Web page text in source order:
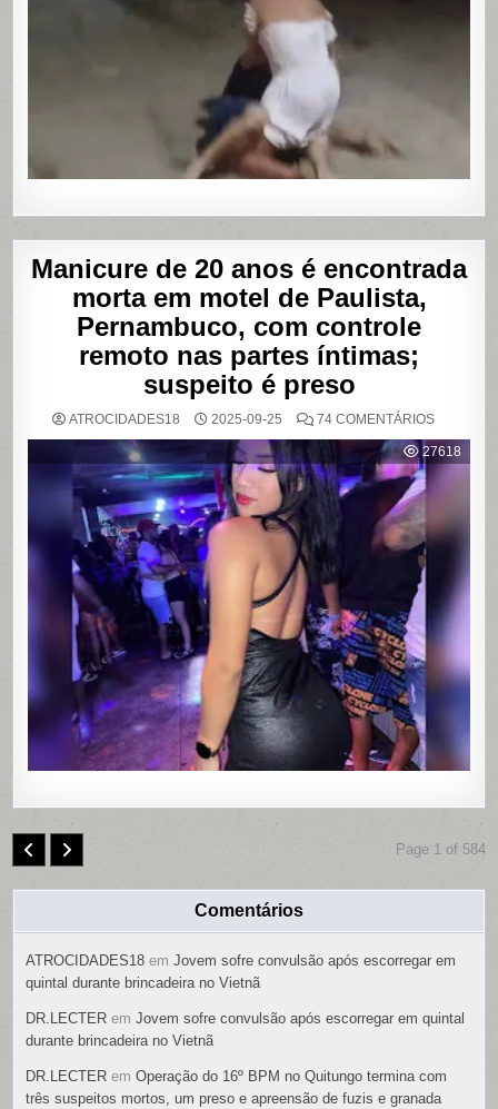
Manicure de 20 anos é encontrada
morta em motel de Paulista,
Pernambuco, com controle
remoto nas partes íntimas;
suspeito é preso
ATROCIDADES18 2025-09-25 74 COMENTÁRIOSEM
DE
20
ANOS
EM
MOTEL
COM
REMOTO
PARTES
É
27618
Page 1 of 584
Comentários
ATROCIDADES18 emJovem sofre convulsão após escorregar em
quintal durante brincadeira no Vietnã
DR.LECTER emJovem sofre convulsão após escorregar em quintal
durante brincadeira no Vietnã
DR.LECTER emOperação do 16º BPM no Quitungo termina com
três suspeitos mortos, um preso e apreensão de fuzis e granada